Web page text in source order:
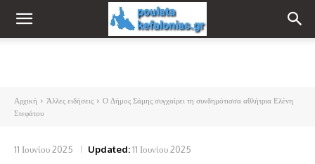
Αρχική Άλλες ειδήσεις
Ο Δήμος Σάμης συγχαίρει τη συνδημότισσα αθλήτρια Ελένη
Στεφάτου
11 Ιουνίου 2025 Updated:11 Ιουνίου 2025